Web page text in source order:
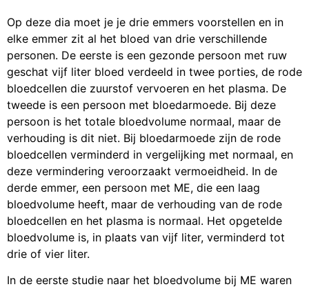
Op deze dia moet je je drie emmers voorstellen en in
elke emmer zit al het bloed van drie verschillende
personen. De eerste is een gezonde persoon met ruw
geschat vijf liter bloed verdeeld in twee porties, de rode
bloedcellen die zuurstof vervoeren en het plasma. De
tweede is een persoon met bloedarmoede. Bij deze
persoon is het totale bloedvolume normaal, maar de
verhouding is dit niet. Bij bloedarmoede zijn de rode
bloedcellen verminderd in vergelijking met normaal, en
deze vermindering veroorzaakt vermoeidheid. In de
derde emmer, een persoon met ME, die een laag
bloedvolume heeft, maar de verhouding van de rode
bloedcellen en het plasma is normaal. Het opgetelde
bloedvolume is, in plaats van vijf liter, verminderd tot
drie of vier liter.
In de eerste studie naar het bloedvolume bij ME waren